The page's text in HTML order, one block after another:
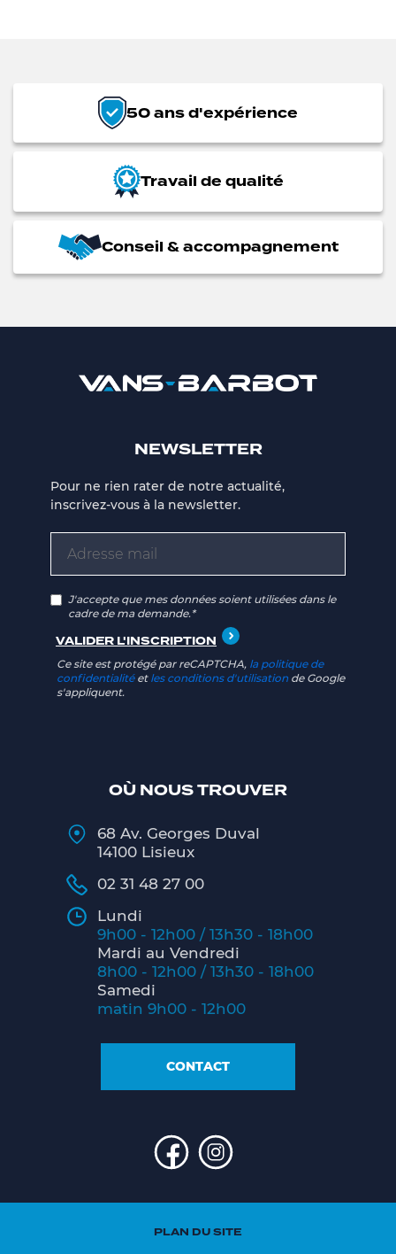
50 ans d'expérience
Travail de qualité
Conseil & accompagnement
OÙ NOUS TROUVER
68 Av. Georges Duval
14100 Lisieux
02 31 48 27 00
Lundi
9h00 - 12h00 / 13h30 - 18h00
Mardi au Vendredi
8h00 - 12h00 / 13h30 - 18h00
Samedi
matin 9h00 - 12h00
CONTACT
NEWSLETTER
Pour ne rien rater de notre actualité,
inscrivez-vous à la newsletter.
J'accepte que mes données soient utilisées dans le
cadre de ma demande.*
Ce site est protégé par reCAPTCHA, la politique de
confidentialitéet les conditions d'utilisation de Google
s'appliquent.
PLAN DU SITE